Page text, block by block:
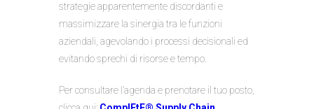
strategie apparentemente discordanti e
massimizzare la sinergia tra le funzioni
aziendali, agevolando i processi decisionali ed
evitando sprechi di risorse e tempo.
Per consultare l’agenda e prenotare il tuo posto,